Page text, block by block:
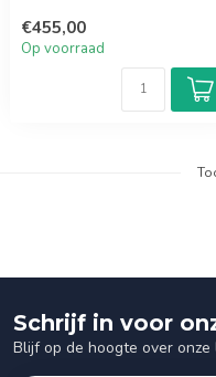
€455,00
Op voorraad
Schrijf in voor
Blijf op de hoogte over